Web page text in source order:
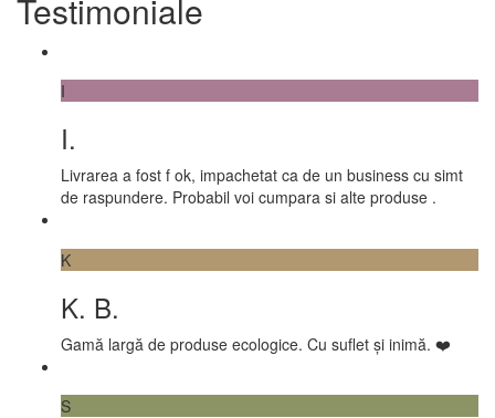
Testimoniale
I
I.
Livrarea a fost f ok, impachetat ca de un business cu simt
de raspundere. Probabil voi cumpara si alte produse .
K
K. B.
Gamă largă de produse ecologice. Cu suflet și inimă. ❤️
S